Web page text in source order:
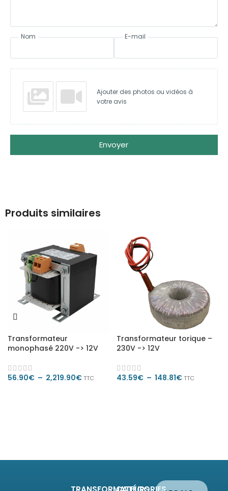
Nom E-mail
Ajouter des photos ou vidéos à
votre avis
Envoyer
Produits similaires
Transformateur
monophasé 220V -> 12V
56.90€ – 2,219.90€TTC
Transformateur torique –
230V -> 12V
43.59€ – 148.81€TTC